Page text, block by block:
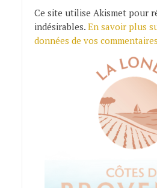
Ce site utilise Akismet pour
indésirables. En savoir plus
données de vos